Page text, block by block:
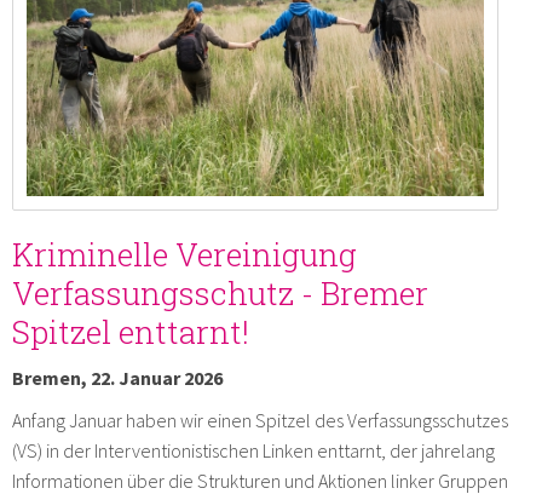
Kriminelle Vereinigung
Verfassungsschutz - Bremer
Spitzel enttarnt!
Bremen, 22. Januar 2026
Anfang Januar haben wir einen Spitzel des Verfassungsschutzes
(VS) in der Interventionistischen Linken enttarnt, der jahrelang
Informationen über die Strukturen und Aktionen linker Gruppen